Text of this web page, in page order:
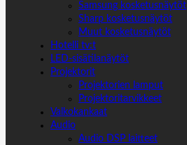
Samsung kosketusnäytöt
Sharp kosketusnäytöt
Muut kosketusnäytöt
Hotelli tv:t
LED-sisätilanäytöt
Projektorit
Projektorien lamput
Projektoritarvikkeet
Valkokankaat
Audio
Audio DSP laitteet